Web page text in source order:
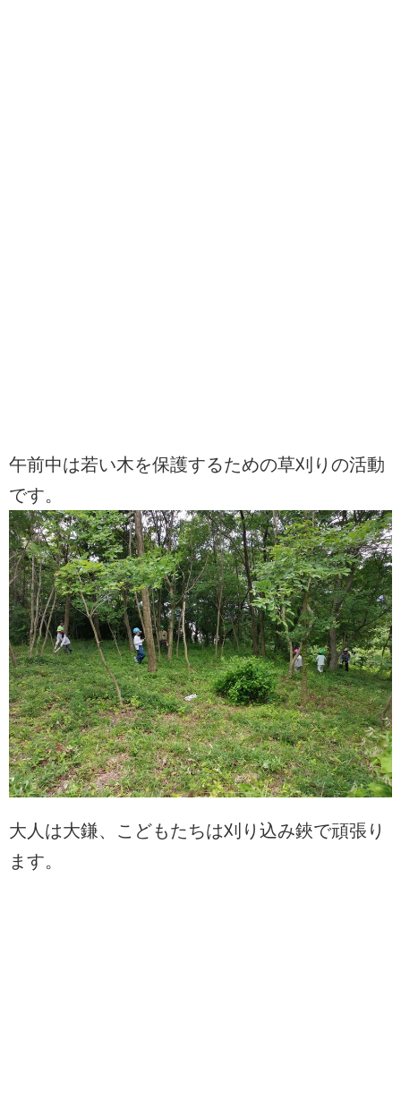
午前中は若い木を保護するための草刈りの活動
です。
大人は大鎌、こどもたちは刈り込み鋏で頑張り
ます。